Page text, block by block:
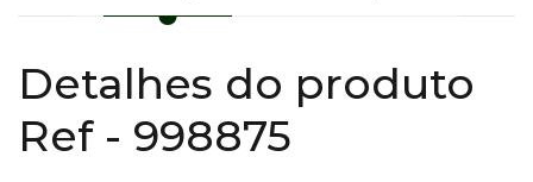
Detalhes do produto
Ref - 998875